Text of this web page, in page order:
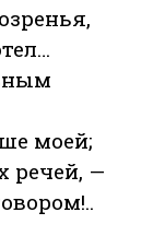
моей;
речей, —